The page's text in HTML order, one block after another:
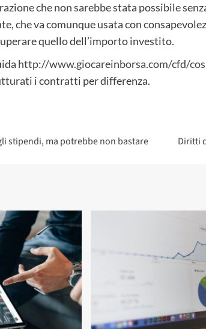
che non sarebbe stata possibile
che va comunque usata con
quello dell’importo investito.
http://www.giocareinborsa.com/cfd/
i contratti per differenza.
stipendi, ma potrebbe non bastare
Diritti